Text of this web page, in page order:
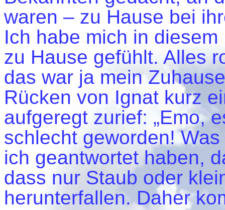
waren – zu Hause bei
Ich habe mich in
zu Hause gefühlt. Alles
das war ja mein
Rücken von Ignat kurz
aufgeregt zurief: „Emo,
schlecht geworden!
ich geantwortet haben,
dass nur Staub oder
herunterfallen. Daher